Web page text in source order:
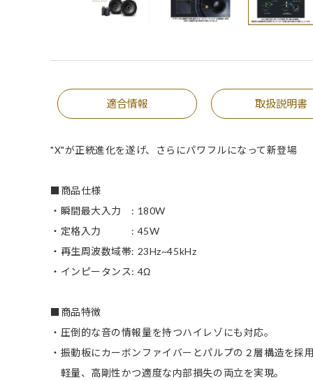
適合情報 取扱説明書
"X"が正統進化を遂げ、さらにパワフルになって新登場
■商品仕様
・瞬間最大入力 : 180W
・定格入力 : 45W
・再生周波数域帯: 23Hz~45kHz
・インピータンス: 4Ω
■商品特徴
・圧倒的な音の情報量を持つハイレゾにも対応。
・振動板にカーボンファイバーとパルプの２層構造を採
軽量、高剛性かつ適度な内部損失の両立を実現。